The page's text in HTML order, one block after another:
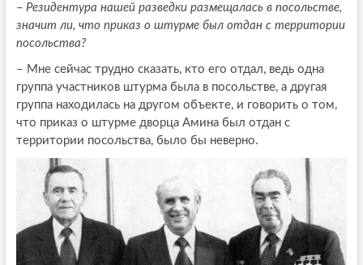
– Резидентура нашей разведки размещалась в посольстве,
значит ли, что приказ о штурме был отдан с территории
посольства?
– Мне сейчас трудно сказать, кто его отдал, ведь одна
группа участников штурма была в посольстве, а другая
группа находилась на другом объекте, и говорить о том,
что приказ о штурме дворца Амина был отдан с
территории посольства, было бы неверно.